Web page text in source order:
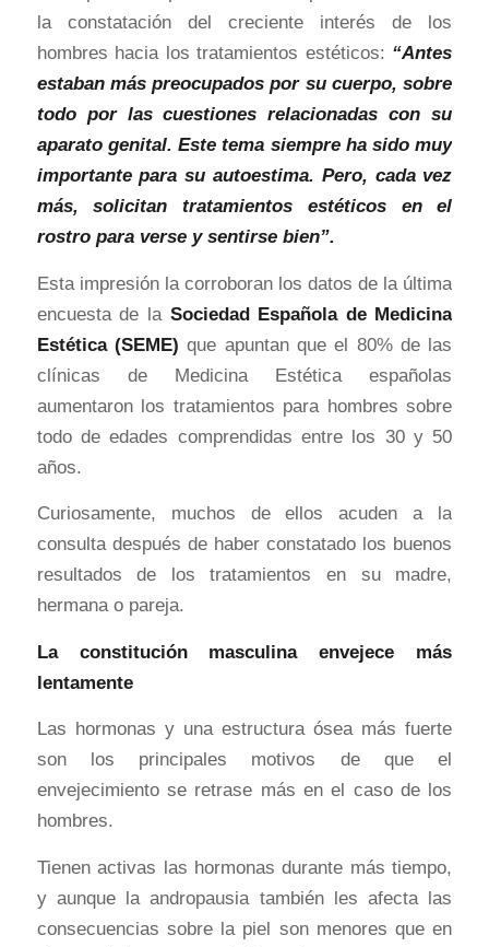
la constatación del creciente interés de los
hombres hacia los tratamientos estéticos: “Antes
estaban más preocupados por su cuerpo, sobre
todo por las cuestiones relacionadas con su
aparato genital. Este tema siempre ha sido muy
importante para su autoestima. Pero, cada vez
más, solicitan tratamientos estéticos en el
rostro para verse y sentirse bien”.
Esta impresión la corroboran los datos de la última
encuesta de la Sociedad Española de Medicina
Estética(SEME) que apuntan que el 80% de las
clínicas de Medicina Estética españolas
aumentaron los tratamientos para hombres sobre
todo de edades comprendidas entre los 30 y 50
años.
Curiosamente, muchos de ellos acuden a la
consulta después de haber constatado los buenos
resultados de los tratamientos en su madre,
hermana o pareja.
La constitución masculina envejece más
lentamente
Las hormonas y una estructura ósea más fuerte
son los principales motivos de que el
envejecimiento se retrase más en el caso de los
hombres.
Tienen activas las hormonas durante más tiempo,
y aunque la andropausia también les afecta las
consecuencias sobre la piel son menores que en